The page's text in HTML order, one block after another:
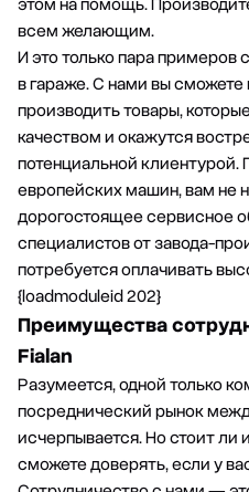
всем желающим.
И это только пара примеров
в гараже. С нами вы сможете
производить товары,
качеством и окажутся
потенциальной клиентурой.
европейских машин, вам не
дорогостоящее сервисное
специалистов от завода-
потребуется оплачивать
{loadmoduleid 202}
Преимущества
Fialan
Разумеется, одной только
посреднический рынок
исчерпывается. Но стоит ли
сможете доверять, если у